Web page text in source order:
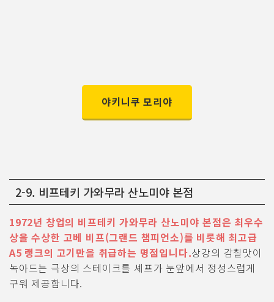
야키니쿠 모리야
2-9. 비프테키 가와무라 산노미야 본점
1972년 창업의 비프테키 가와무라 산노미야 본점은 최우수
상을 수상한 고베 비프(그랜드 챔피언소)를 비롯해 최고급
A5 랭크의 고기만을 취급하는 명점입니다.상강의 감칠맛이
녹아드는 극상의 스테이크를 셰프가 눈앞에서 정성스럽게
구워 제공합니다.